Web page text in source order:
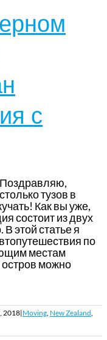
с
тузов в
Как вы уже,
состоит из двух
этой статье я
по
местам
можно
2018|Moving, New Zealand,